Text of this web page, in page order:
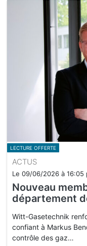
LECTURE OFFERTE
ACTUS
Le 09/06/2026 à 16:05
Nouveau
département
Witt-Gasetechnik
confiant à Markus
contrôle des gaz…